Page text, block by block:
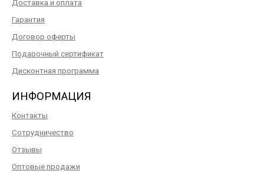
Доставка и оплата
Гарантия
Договор оферты
Подарочный сертификат
Дисконтная программа
ИНФОРМАЦИЯ
Контакты
Сотрудничество
Отзывы
Оптовые продажи